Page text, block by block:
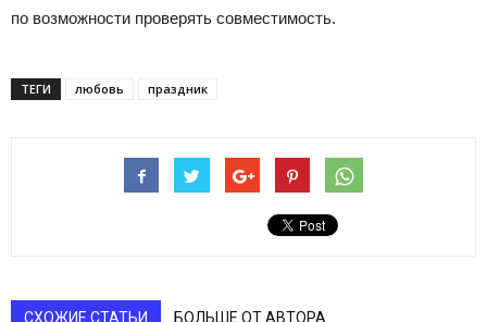
по возможности проверять совместимость.
ТЕГИ любовь праздник
СХОЖИЕ СТАТЬИ БОЛЬШЕ ОТ АВТОРА